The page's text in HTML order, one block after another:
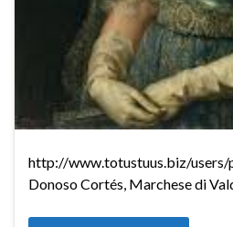
http://www.totustuus.biz/users/
Donoso Cortés, Marchese di